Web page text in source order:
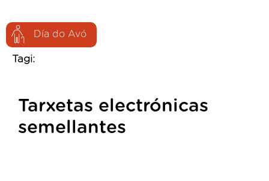
Día do Avó
Tagi:
Tarxetas electrónicas
semellantes